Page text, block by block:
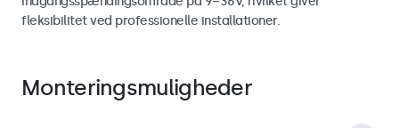
fleksibilitet ved professionelle installationer.
Monteringsmuligheder